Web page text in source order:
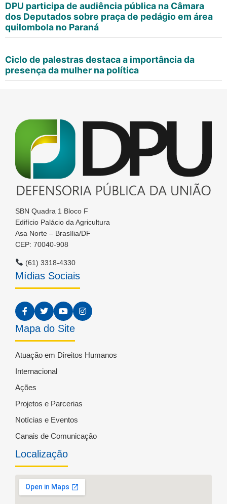
DPU participa de audiência pública na Câmara
dos Deputados sobre praça de pedágio em área
quilombola no Paraná
Ciclo de palestras destaca a importância da
presença da mulher na política
SBN Quadra 1 Bloco F
Edifício Palácio da Agricultura
Asa Norte – Brasília/DF
CEP: 70040-908
(61) 3318-4330
Mídias Sociais
Mapa do Site
Atuação em Direitos Humanos
Internacional
Ações
Projetos e Parcerias
Notícias e Eventos
Canais de Comunicação
Localização